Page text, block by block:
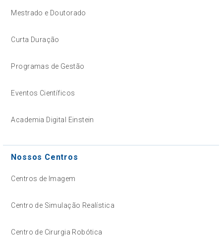
Mestrado e Doutorado
Curta Duração
Programas de Gestão
Eventos Científicos
Academia Digital Einstein
Nossos Centros
Centros de Imagem
Centro de Simulação Realística
Centro de Cirurgia Robótica